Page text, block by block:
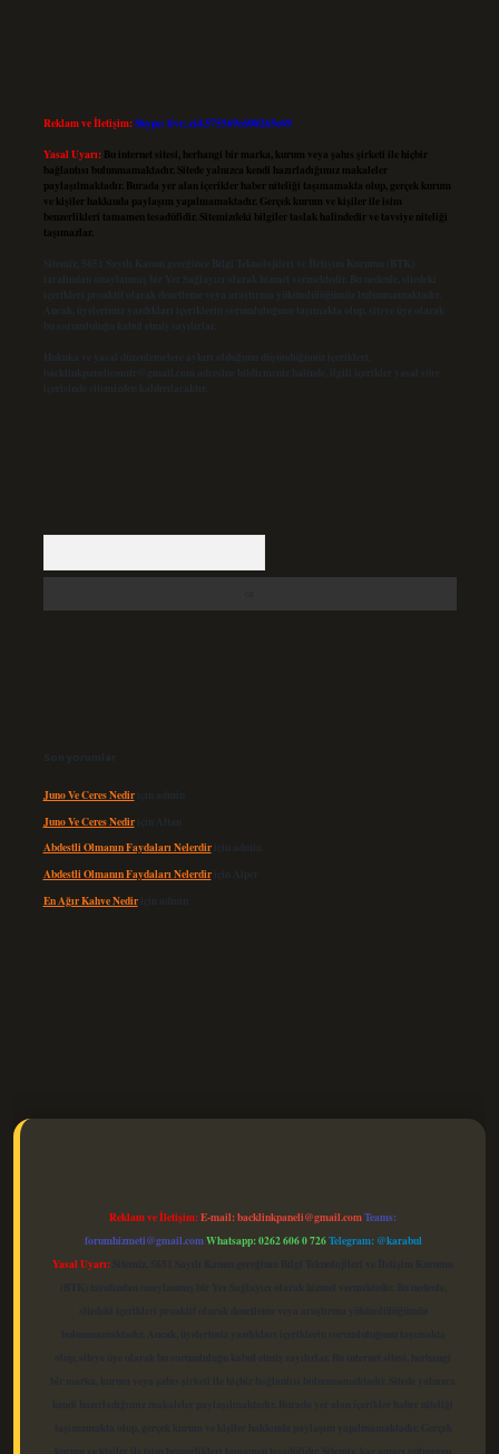
Reklam ve İletişim:Skype: live:.cid.575569c608265c69
Yasal Uyarı: Bu internet sitesi, herhangi bir marka, kurum veya şahıs şirketi ile hiçbir
bağlantısı bulunmamaktadır. Sitede yalnızca kendi hazırladığımız makaleler
paylaşılmaktadır. Burada yer alan içerikler haber niteliği taşımamakta olup, gerçek kurum
ve kişiler hakkında paylaşım yapılmamaktadır. Gerçek kurum ve kişiler ile isim
benzerlikleri tamamen tesadüfidir. Sitemizdeki bilgiler taslak halindedir ve tavsiye niteliği
taşımazlar.
Sitemiz, 5651 Sayılı Kanun gereğince Bilgi Teknolojileri ve İletişim Kurumu (BTK)
tarafından onaylanmış bir Yer Sağlayıcı olarak hizmet vermektedir. Bu nedenle, sitedeki
içerikleri proaktif olarak denetleme veya araştırma yükümlülüğümüz bulunmamaktadır.
Ancak, üyelerimiz yazdıkları içeriklerin sorumluluğunu taşımakta olup, siteye üye olarak
bu sorumluluğu kabul etmiş sayılırlar.
Hukuka ve yasal düzenlemelere aykırı olduğunu düşündüğünüz içerikleri,
backlinkpanelicomtr@gmail.com adresine bildirmeniz halinde, ilgili içerikler yasal süre
içerisinde sitemizden kaldırılacaktır.
Son yorumlar
Juno Ve Ceres Nediriçin admin
Juno Ve Ceres Nediriçin Altan
Abdestli Olmanın Faydaları Nelerdiriçin admin
Abdestli Olmanın Faydaları Nelerdiriçin Alper
En Ağır Kahve Nediriçin admin
Reklam ve İletişim:E-mail:backlinkpaneli@gmail.comTeams:
forumhizmeti@gmail.comWhatsapp: 0262 606 0 726Telegram: @karabul
Yasal Uyarı: